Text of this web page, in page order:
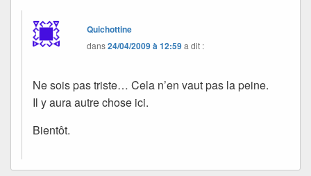
Quichottine
dans24/04/2009 à 12:59a dit :
Ne sois pas triste… Cela n’en vaut pas la peine.
Il y aura autre chose ici.
Bientôt.